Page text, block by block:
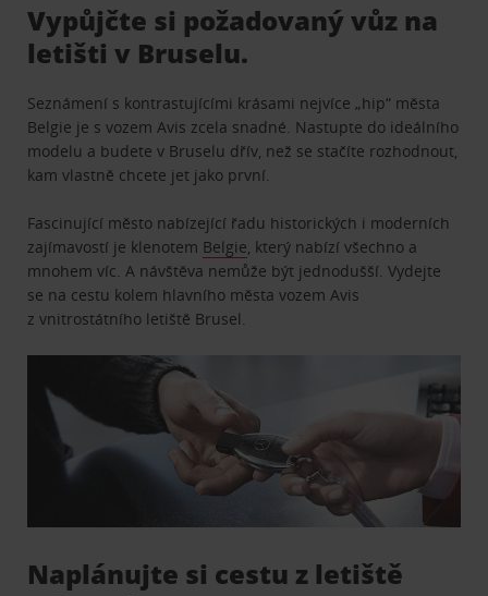
Vypůjčte si požadovaný vůz na
letišti v Bruselu.
Seznámení s kontrastujícími krásami nejvíce „hip“ města
Belgie je s vozem Avis zcela snadné. Nastupte do ideálního
modelu a budete v Bruselu dřív, než se stačíte rozhodnout,
kam vlastně chcete jet jako první.
Fascinující město nabízející řadu historických i moderních
zajímavostí je klenotem Belgie , který nabízí všechno a
mnohem víc. A návštěva nemůže být jednodušší. Vydejte
se na cestu kolem hlavního města vozem Avis
z vnitrostátního letiště Brusel.
Naplánujte si cestu z letiště